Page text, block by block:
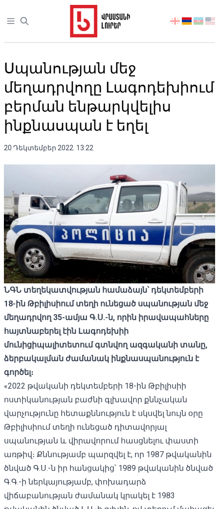
Open sidebar
აირჩიეთ
Սպանության մեջ
մեղադրվողը Լագոդեխիում
բերման ենթարկվելիս
ինքնասպան է եղել
20 Դեկտեմբեր 2022. 13:22
ՆԳՆ տեղեկատվության համաձայն՝ դեկտեմբերի
18-ին Թբիլիսիում տեղի ունեցած սպանության մեջ
մեղադրվող 35-ամյա Գ.Ս.-ն, որին իրավապահները
հայտնաբերել էին Լագոդեխիի
մունիցիպալիտետում գտնվող ազգականի տանը,
ձերբակալման ժամանակ ինքնասպանություն է
գործել։
«2022 թվականի դեկտեմբերի 18-ին Թբիլիսիի
ոստիկանության բաժնի գլխավոր քննչական
վարչությունը հետաքննություն է սկսվել նույն օրը
Թբիլիսիում տեղի ունեցած դիտավորյալ
սպանության և վիրավորում հասցնելու փաստի
առթիվ։ Քննությամբ պարզվել է, որ 1987 թվականին
ծնված Գ.Ս.-ն իր հանցակից՝ 1989 թվականին ծնված
Գ.Գ.-ի ներկայությամբ, փոխադարձ
վիճաբանության ժամանակ կրակել է 1983